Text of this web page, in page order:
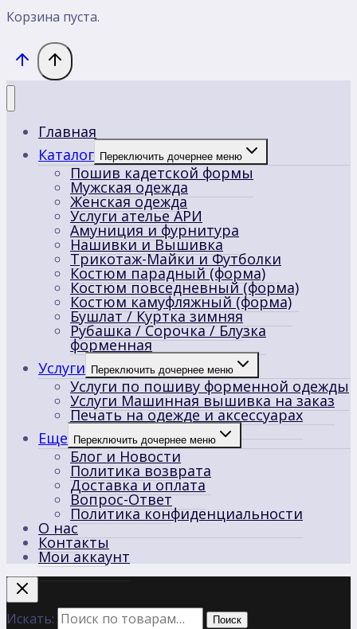
Корзина пуста.
Главная
Каталог Переключить дочернее меню
Пошив кадетской формы
Мужская одежда
Женская одежда
Услуги ателье АРИ
Амуниция и фурнитура
Нашивки и Вышивка
Трикотаж-Майки и Футболки
Костюм парадный (форма)
Костюм повседневный (форма)
Костюм камуфляжный (форма)
Бушлат / Куртка зимняя
Рубашка / Сорочка / Блузка
форменная
Услуги Переключить дочернее меню
Услуги по пошиву форменной одежды
Услуги Машинная вышивка на заказ
Печать на одежде и аксессуарах
Еще Переключить дочернее меню
Блог и Новости
Политика возврата
Доставка и оплата
Вопрос-Ответ
Политика конфиденциальности
О нас
Контакты
Мои аккаунт
Искать: Поиск